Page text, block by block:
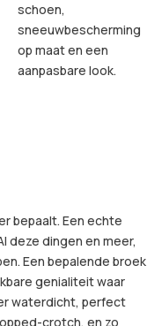
schoen,
sneeuwbescherming
op maat en een
aanpasbare look.
bepaalt. Een echte
deze dingen en meer,
Een bepalende broek
genialiteit waar
waterdicht, perfect
crotch, en zo